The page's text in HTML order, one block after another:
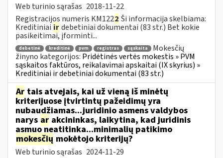
Web turinio sąrašas 2018-11-22
Registracijos numeris KM1222 Ši informacija skelbiama:
Kreditiniai irdebetiniai dokumentai (83 str.) Bet kokie
pasikeitimai, įforminti...
debetinė kreditinė pvm registras sąskaita
Mokesčių
žinyno kategorijos: Pridėtinės vertės mokestis » PVM
sąskaitos faktūros, reikalavimai apskaitai (IX skyrius) »
Kreditiniai ir debetiniai dokumentai (83 str.)
Ar tais atvejais, kai už vieną iš minėtų
kriterijuose įtvirtintų pažeidimų yra
nubaudžiamas...juridinio asmens valdybos
narys ar akcininkas, laikytina, kad juridinis
asmuo neatitinka...minimalių patikimo
mokesčių mokėtojo kriterijų?
Web turinio sąrašas 2024-11-29